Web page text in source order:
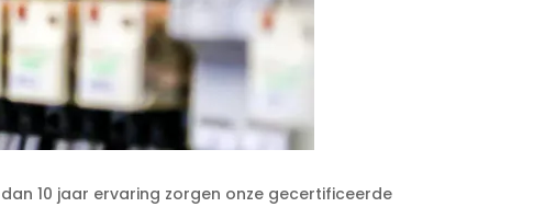
10 jaar ervaring zorgen onze gecertificeerde